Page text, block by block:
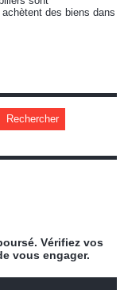
des biens dans
Vérifiez vos
vous engager.